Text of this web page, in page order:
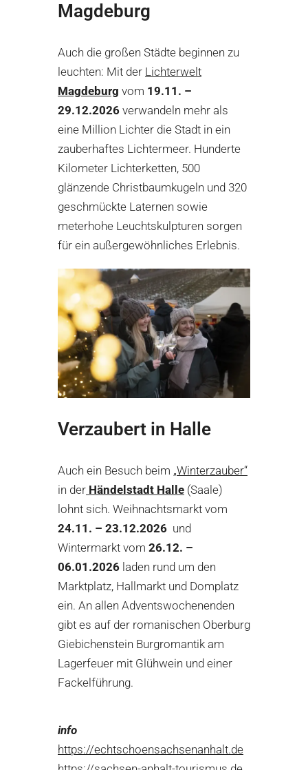
Magdeburg
Auch die großen Städte beginnen zu
leuchten: Mit der Lichterwelt
Magdeburg vom 19.11. –
29.12.2026 verwandeln mehr als
eine Million Lichter die Stadt in ein
zauberhaftes Lichtermeer. Hunderte
Kilometer Lichterketten, 500
glänzende Christbaumkugeln und 320
geschmückte Laternen sowie
meterhohe Leuchtskulpturen sorgen
für ein außergewöhnliches Erlebnis.
Verzaubert in Halle
Auch ein Besuch beim „Winterzauber“
in der Händelstadt Halle (Saale)
lohnt sich. Weihnachtsmarkt vom
24.11. – 23.12.2026 und
Wintermarkt vom 26.12. –
06.01.2026 laden rund um den
Marktplatz, Hallmarkt und Domplatz
ein. An allen Adventswochenenden
gibt es auf der romanischen Oberburg
Giebichenstein Burgromantik am
Lagerfeuer mit Glühwein und einer
Fackelführung.
Der Weihnachtsmarkt in
Wernigerode gehört zu den
prächtigsten im Harz. Er findet
Fachwerkhäuser statt und bietet
info
https://echtschoensachsenanhalt.de